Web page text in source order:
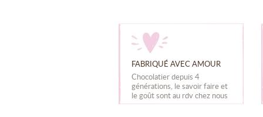
FABRIQUÉ AVEC AMOUR
Chocolatier depuis 4
générations, le savoir faire et
le goût sont au rdv chez nous